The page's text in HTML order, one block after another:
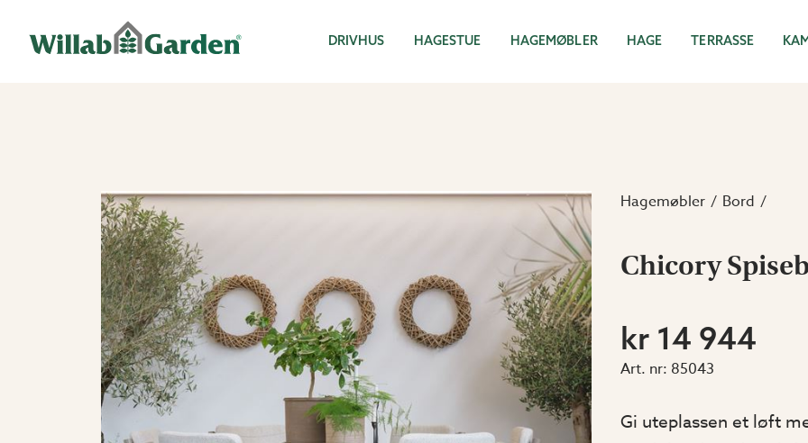
DRIVHUS HAGESTUE HAGEMØBLER HAGE TERRASSE
Hagemøbler Bord
Chicory
kr 14 944
Art. nr: 85043
Gi uteplassen et løft